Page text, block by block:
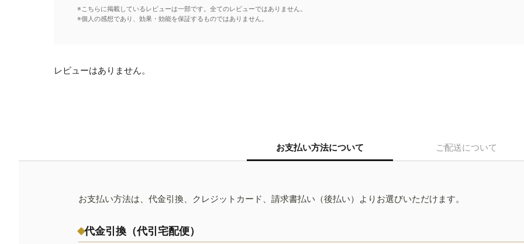
※こちらに掲載しているレビューは一部です。全てのレビューではありません。
※個人の感想であり、効果・効能を保証するものではありません。
レビューはありません。
お支払い方法について ご配送について
お支払い方法は、代金引換、クレジットカード、請求書払い（後払い）よりお選びいただけます。
代金引換（代引宅配便）